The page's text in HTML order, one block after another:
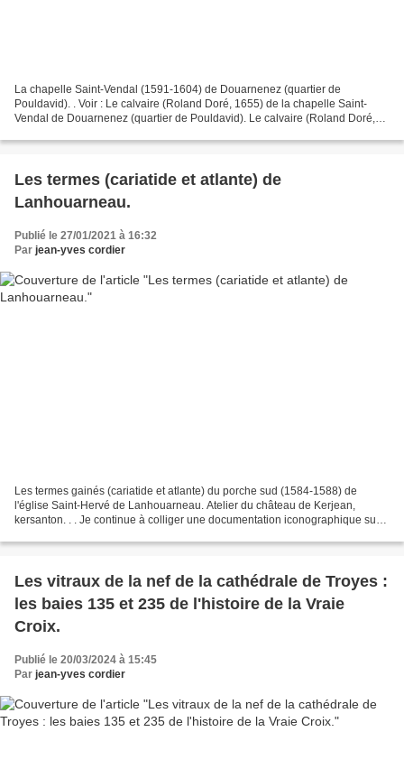
La chapelle Saint-Vendal (1591-1604) de Douarnenez (quartier de
Pouldavid). . Voir : Le calvaire (Roland Doré, 1655) de la chapelle Saint-
Vendal de Douarnenez (quartier de Pouldavid). Le calvaire (Roland Doré,
Les termes (cariatide et atlante) de
Lanhouarneau.
Publié le 27/01/2021 à 16:32
Par jean-yves cordier
Les termes gainés (cariatide et atlante) du porche sud (1584-1588) de
l'église Saint-Hervé de Lanhouarneau. Atelier du château de Kerjean,
kersanton. . . Je continue à colliger une documentation iconographique sur
Les vitraux de la nef de la cathédrale de Troyes :
les baies 135 et 235 de l'histoire de la Vraie
Croix.
Publié le 20/03/2024 à 15:45
Par jean-yves cordier